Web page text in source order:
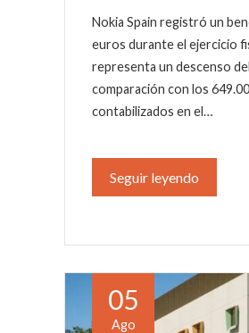
Nokia Spain registró un
euros durante el ejercicio
representa un descenso
comparación con los
contabilizados en el…
Seguir leyendo
05
Ago